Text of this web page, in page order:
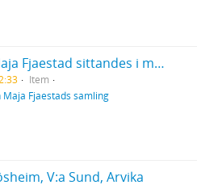
Gustaf och Maja Fjaestad sittandes i matsalen till familjens villa i Arvika, tillsammans med andra personer
Item
Maja Fjaestads samling
V:a Sund, Arvika